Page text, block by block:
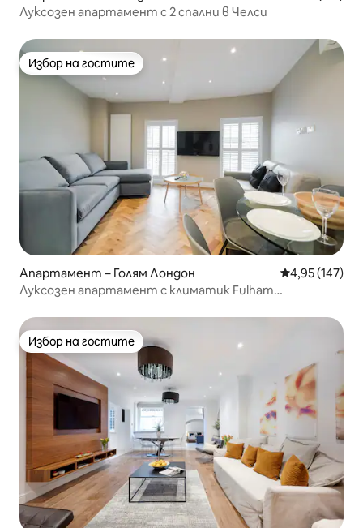
Луксозен апартамент с 2 спални в Челси
Избор на гостите
Избор на гостите
Апартамент – Голям Лондон Средна
4,95 (147)
Луксозен апартамент с климатик Fulham
Избор на гостите
Избор на гостите